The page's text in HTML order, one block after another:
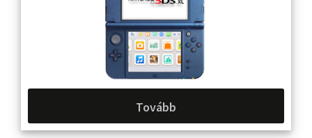
Tovább